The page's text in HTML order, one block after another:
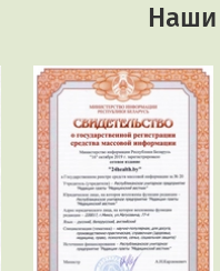
Наши